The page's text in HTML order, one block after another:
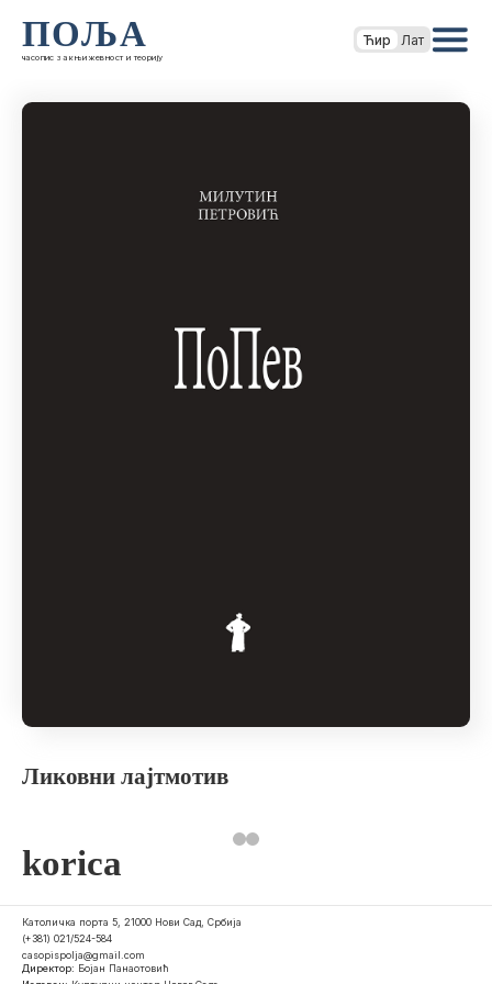
ПОЉА
часопис за књижевност и теорију
Ћир Лат
Ликовни лајтмотив
korica
Католичка порта 5, 21000 Нови Сад, Србија
(+381) 021/524-584
casopispolja@gmail.com
Директор: Бојан Панаотовић